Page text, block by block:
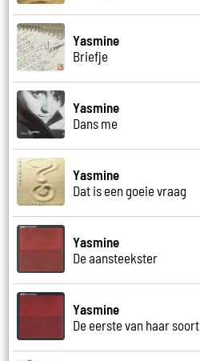
Yasmine
Briefje
Yasmine
Dans me
Yasmine
Dat is een goeie vraag
Yasmine
De aansteekster
Yasmine
De eerste van haar soort